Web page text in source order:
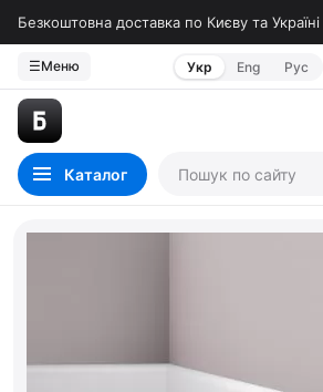
Безкоштовна доставка по Києву та Україні
☰Меню Укр Eng Рус
Каталог